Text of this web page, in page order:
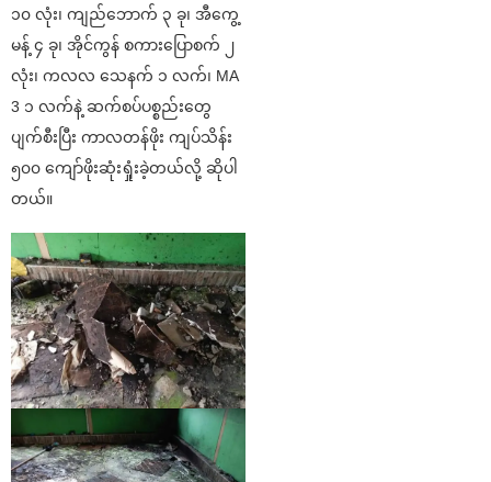
၁၀ လုံး၊ ကျည်ဘောက် ၃ ခု၊ အီကွေ့
မန့် ၄ ခု၊ အိုင်ကွန် စကားပြောစက် ၂
လုံး၊ ကလလ သေနက် ၁ လက်၊ MA
3 ၁ လက်နဲ့ ဆက်စပ်ပစ္စည်းတွေ
ပျက်စီးပြီး ကာလတန်ဖိုး ကျပ်သိန်း
၅၀၀ ကျော်ဖိုးဆုံးရှုံးခဲ့တယ်လို့ ဆိုပါ
တယ်။